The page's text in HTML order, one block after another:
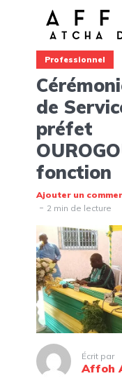
Professionnel
de
préfet
fonction
Ajouter un
2 min de lecture
Écrit par
Affoh